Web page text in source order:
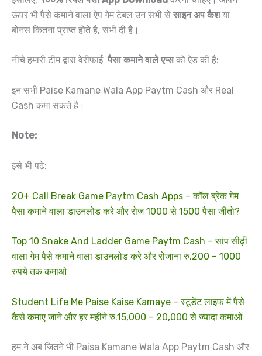
ऊपर भी पैसे कमाने वाला ऐप गेम टेबल उन सभी से साइन अप कैशया
बोनस कितना प्राप्त होते है, सभी दी है।
नीचे हमारी टीम द्वारा वेरीफाई पैसा कमाने वाले एप्सको ऐड की है:
इन सभी Paise Kamane Wala App Paytm Cash और Real
Cash कमा सकते है।
Note:
इसे भी पढ़े:
20+ Call Break Game Paytm Cash Apps – कॉल ब्रेक गेम
पैसा कमाने वाला डाउनलोड करे और रोज 1000 से 1500 पैसा जीतो?
Top 10 Snake And Ladder Game Paytm Cash – सांप सीढ़ी
वाला गेम पैसे कमाने वाला डाउनलोड करे और रोजाना रु.200 – 1000
रुपये तक कमाओ
Student Life Me Paise Kaise Kamaye – स्टूडेंट लाइफ में पैसे
कैसे कमाए जाने और हर महीने रु.15,000 – 20,000 से ज्यादा कमाओ
हम ने अब जितने भी Paisa Kamane Wala App Paytm Cash और